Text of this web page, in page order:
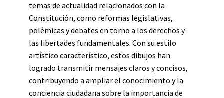
temas de actualidad relacionados con la
Constitución, como reformas legislativas,
polémicas y debates en torno a los derechos y
las libertades fundamentales. Con su estilo
artístico característico, estos dibujos han
logrado transmitir mensajes claros y concisos,
contribuyendo a ampliar el conocimiento y la
conciencia ciudadana sobre la importancia de